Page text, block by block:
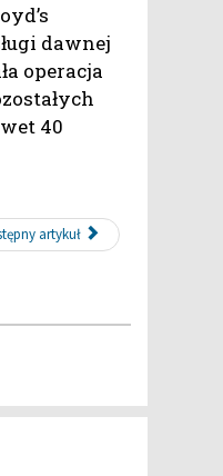
dawnej
operacja
40
artykuł